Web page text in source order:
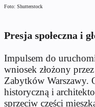
Foto: Shutterstock
Presja społeczna i
Impulsem do
wniosek złożony
Zabytków Warszawy.
historyczną i
sprzeciw części